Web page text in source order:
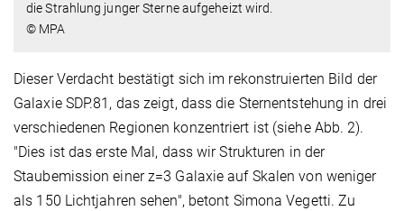
die Strahlung junger Sterne aufgeheizt wird.
© MPA
Dieser Verdacht bestätigt sich im rekonstruierten Bild der
Galaxie SDP.81, das zeigt, dass die Sternentstehung in drei
verschiedenen Regionen konzentriert ist (siehe Abb. 2).
"Dies ist das erste Mal, dass wir Strukturen in der
Staubemission einer z=3 Galaxie auf Skalen von weniger
als 150 Lichtjahren sehen", betont Simona Vegetti. Zu